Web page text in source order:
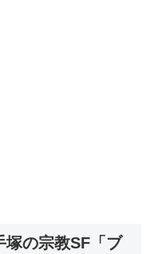
塚の宗教SF「ブ